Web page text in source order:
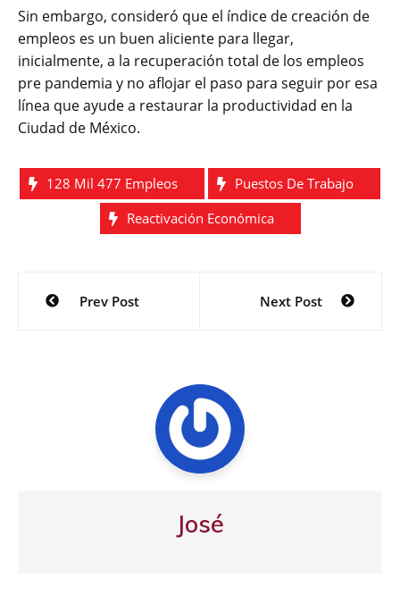
Sin embargo, consideró que el índice de creación de
empleos es un buen aliciente para llegar,
inicialmente, a la recuperación total de los empleos
pre pandemia y no aflojar el paso para seguir por esa
línea que ayude a restaurar la productividad en la
Ciudad de México.
128 Mil 477 Empleos
Puestos De Trabajo
Reactivación Económica
Navegación
Prev Post Next Post
José